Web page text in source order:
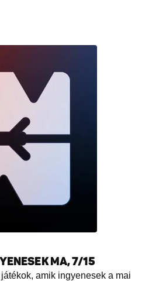
MA, 7/15
amik ingyenesek a mai